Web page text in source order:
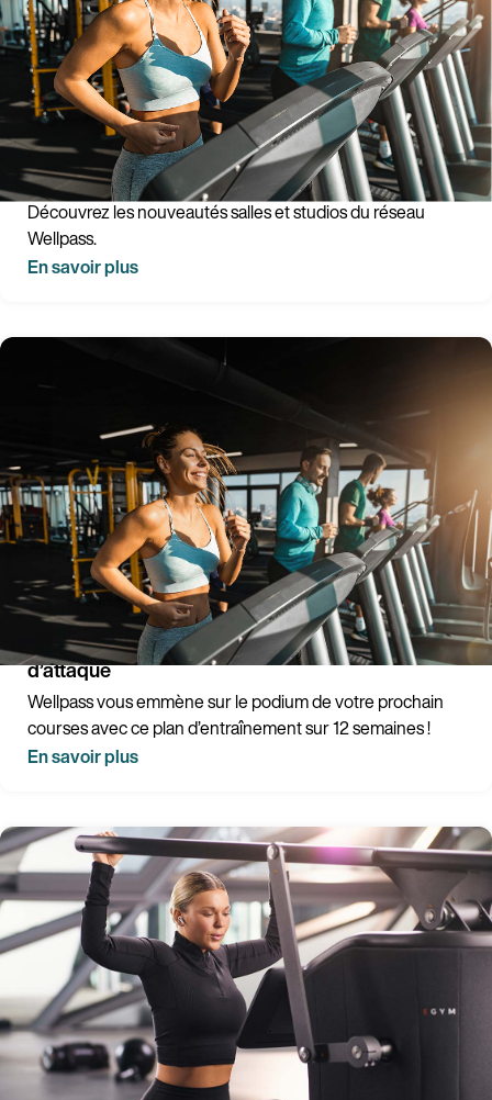
Les nouveautés studios - Mars 2026
Découvrez les nouveautés salles et studios du réseau
Wellpass.
En savoir plus
Les 20 kms de Bruxelles dans 3 mois : le plan
d’attaque
Wellpass vous emmène sur le podium de votre prochain
courses avec ce plan d’entraînement sur 12 semaines !
En savoir plus